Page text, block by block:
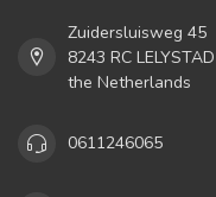
Zuidersluisweg 45
8243 RC LELYSTAD
the Netherlands
0611246065